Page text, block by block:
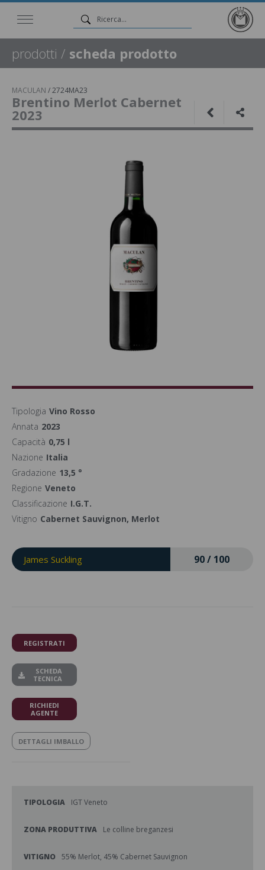
prodotti / scheda prodotto
MACULAN /2724MA23
Brentino Merlot Cabernet
2023
Tipologia Vino Rosso
Annata 2023
Capacità 0,75 l
Nazione Italia
Gradazione 13,5 °
Regione Veneto
Classificazione I.G.T.
Vitigno Cabernet Sauvignon, Merlot
James Suckling 90 / 100
REGISTRATI
SCHEDA
TECNICA
RICHIEDI
AGENTE
DETTAGLI IMBALLO
TIPOLOGIA IGT Veneto
ZONA PRODUTTIVA Le colline breganzesi
VITIGNO 55% Merlot, 45% Cabernet Sauvignon